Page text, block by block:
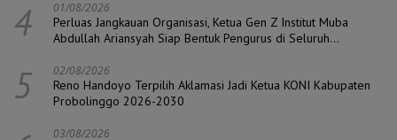
4 01/08/2026
Perluas Jangkauan Organisasi, Ketua Gen Z Institut Muba
Abdullah Ariansyah Siap Bentuk Pengurus di Seluruh
5 02/08/2026
Reno Handoyo Terpilih Aklamasi Jadi Ketua KONI Kabupaten
Probolinggo 2026-2030
03/08/2026